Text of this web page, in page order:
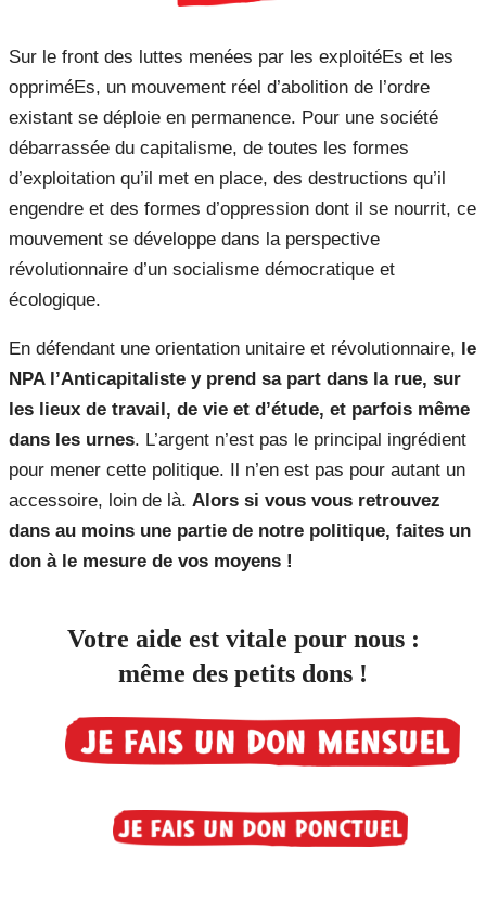
Sur le front des luttes menées par les exploitéEs et les
oppriméEs, un mouvement réel d’abolition de l’ordre
existant se déploie en permanence. Pour une société
débarrassée du capitalisme, de toutes les formes
d’exploitation qu’il met en place, des destructions qu’il
engendre et des formes d’oppression dont il se nourrit, ce
mouvement se développe dans la perspective
révolutionnaire d’un socialisme démocratique et
écologique.
En défendant une orientation unitaire et révolutionnaire, le
NPA l’Anticapitaliste y prend sa part dans la rue, sur
les lieux de travail, de vie et d’étude, et parfois même
dans les urnes. L’argent n’est pas le principal ingrédient
pour mener cette politique. Il n’en est pas pour autant un
accessoire, loin de là. Alors si vous vous retrouvez
dans au moins une partie de notre politique, faites un
don à le mesure de vos moyens !
Votre aide est vitale pour nous :
même des petits dons !